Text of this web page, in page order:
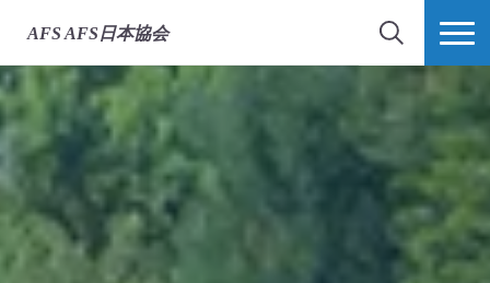
AFS AFS日本協会
検索 MORE